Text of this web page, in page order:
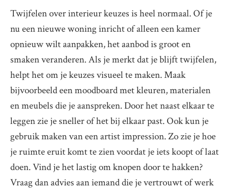
Twijfelen over interieur keuzes is heel normaal. Of je
nu een nieuwe woning inricht of alleen een kamer
opnieuw wilt aanpakken, het aanbod is groot en
smaken veranderen. Als je merkt dat je blijft twijfelen,
helpt het om je keuzes visueel te maken. Maak
bijvoorbeeld een moodboard met kleuren, materialen
en meubels die je aanspreken. Door het naast elkaar te
leggen zie je sneller of het bij elkaar past. Ook kun je
gebruik maken van een artist impression. Zo zie je hoe
je ruimte eruit komt te zien voordat je iets koopt of laat
doen. Vind je het lastig om knopen door te hakken?
Vraag dan advies aan iemand die je vertrouwt of werk